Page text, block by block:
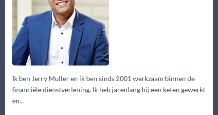
Ik ben Jerry Muller en ik ben sinds 2001 werkzaam binnen de
financiële dienstverlening. Ik heb jarenlang bij een keten gewerkt
en...